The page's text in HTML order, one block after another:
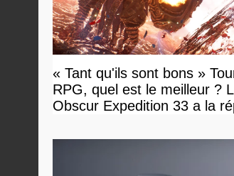
« Tant qu'ils sont bons »
RPG, quel est le meilleur ?
Obscur Expedition 33 a la